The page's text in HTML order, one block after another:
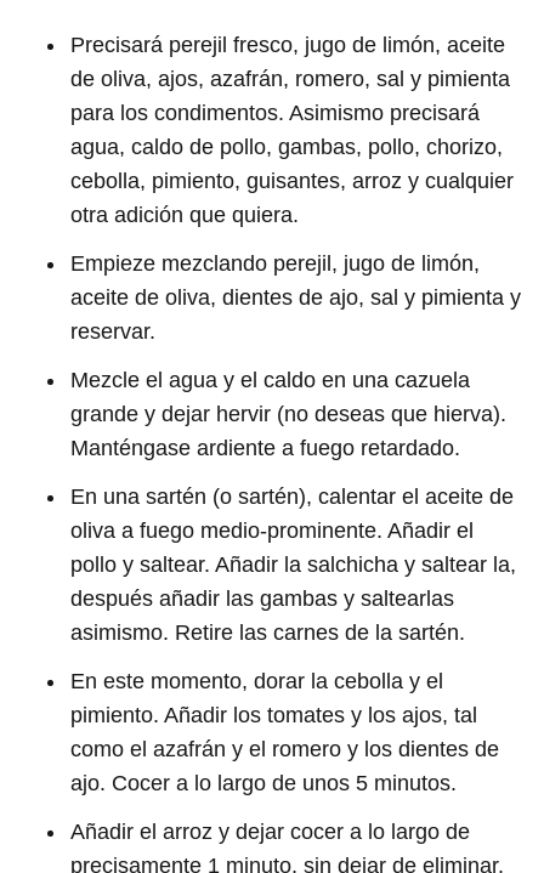
Precisará perejil fresco, jugo de limón, aceite
de oliva, ajos, azafrán, romero, sal y pimienta
para los condimentos. Asimismo precisará
agua, caldo de pollo, gambas, pollo, chorizo,
cebolla, pimiento, guisantes, arroz y cualquier
otra adición que quiera.
Empieze mezclando perejil, jugo de limón,
aceite de oliva, dientes de ajo, sal y pimienta y
reservar.
Mezcle el agua y el caldo en una cazuela
grande y dejar hervir (no deseas que hierva).
Manténgase ardiente a fuego retardado.
En una sartén (o sartén), calentar el aceite de
oliva a fuego medio-prominente. Añadir el
pollo y saltear. Añadir la salchicha y saltear la,
después añadir las gambas y saltearlas
asimismo. Retire las carnes de la sartén.
En este momento, dorar la cebolla y el
pimiento. Añadir los tomates y los ajos, tal
como el azafrán y el romero y los dientes de
ajo. Cocer a lo largo de unos 5 minutos.
Añadir el arroz y dejar cocer a lo largo de
precisamente 1 minuto, sin dejar de eliminar.